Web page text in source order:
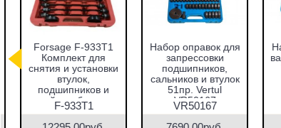
Набор оправок для
запрессовки
подшипников,
сальников и втулок
51пр. Vertul
VR50167
VR50167
Набор фиксаторов
валов VAG 1.2 TFSI
Vertul VR50661
VR50661